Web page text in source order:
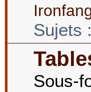
Sujets :
Sous-